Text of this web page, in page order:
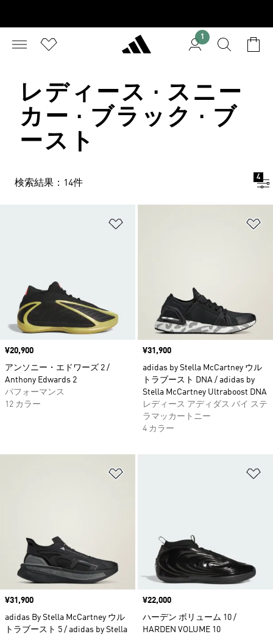
1
レディース · スニー
カー · ブラック · ブ
ースト
検索結果：14件
4
価格
¥20,900
アンソニー・エドワーズ 2 /
Anthony Edwards 2
パフォーマンス
12 カラー
価格
¥31,900
adidas by Stella McCartney ウル
トラブースト DNA / adidas by
Stella McCartney Ultraboost DNA
レディース アディダス バイ ステ
ラマッカートニー
4 カラー
価格
¥31,900
adidas By Stella McCartney ウル
トラブースト 5 / adidas by Stella
価格
¥22,000
ハーデン ボリューム 10 /
HARDEN VOLUME 10